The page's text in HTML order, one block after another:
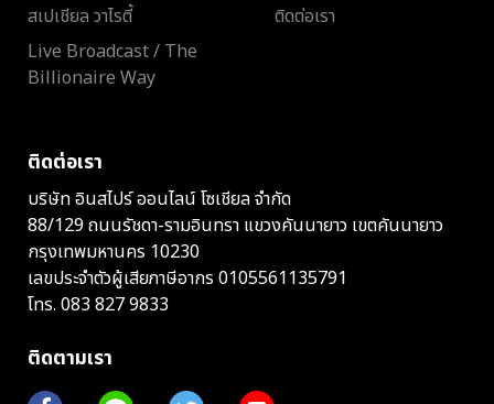
สเปเชียล วาไรตี้
Live Broadcast / The
Billionaire Way
ติดต่อเรา
ติดต่อเรา
บริษัท อินสไปร์ ออนไลน์ โซเชียล จำกัด
88/129 ถนนรัชดา-รามอินทรา แขวงคันนายาว เขตคันนายาว
กรุงเทพมหานคร 10230
เลขประจำตัวผู้เสียภาษีอากร 0105561135791
โทร. 083 827 9833
ติดตามเรา